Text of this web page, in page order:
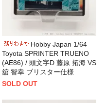
Hobby Japan 1/64
Toyota SPRINTER TRUENO
(AE86) / 頭文字D 藤原 拓海 VS
舘 智幸 ブリスター仕様
SOLD OUT